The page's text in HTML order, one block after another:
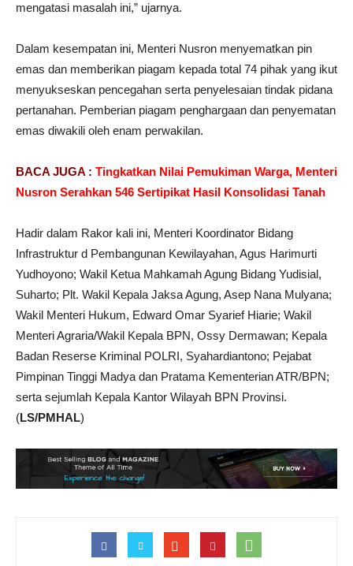
mengatasi masalah ini,” ujarnya.
Dalam kesempatan ini, Menteri Nusron menyematkan pin
emas dan memberikan piagam kepada total 74 pihak yang ikut
menyukseskan pencegahan serta penyelesaian tindak pidana
pertanahan. Pemberian piagam penghargaan dan penyematan
emas diwakili oleh enam perwakilan.
BACA JUGA : Tingkatkan Nilai Pemukiman Warga, Menteri
Nusron Serahkan 546 Sertipikat Hasil Konsolidasi Tanah
Hadir dalam Rakor kali ini, Menteri Koordinator Bidang
Infrastruktur d Pembangunan Kewilayahan, Agus Harimurti
Yudhoyono; Wakil Ketua Mahkamah Agung Bidang Yudisial,
Suharto; Plt. Wakil Kepala Jaksa Agung, Asep Nana Mulyana;
Wakil Menteri Hukum, Edward Omar Syarief Hiarie; Wakil
Menteri Agraria/Wakil Kepala BPN, Ossy Dermawan; Kepala
Badan Reserse Kriminal POLRI, Syahardiantono; Pejabat
Pimpinan Tinggi Madya dan Pratama Kementerian ATR/BPN;
serta sejumlah Kepala Kantor Wilayah BPN Provinsi.
(LS/PMHAL)